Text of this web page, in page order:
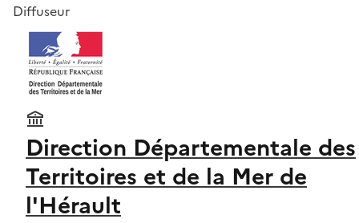
Diffuseur
Direction Départementale des
Territoires et de la Mer de
l'Hérault